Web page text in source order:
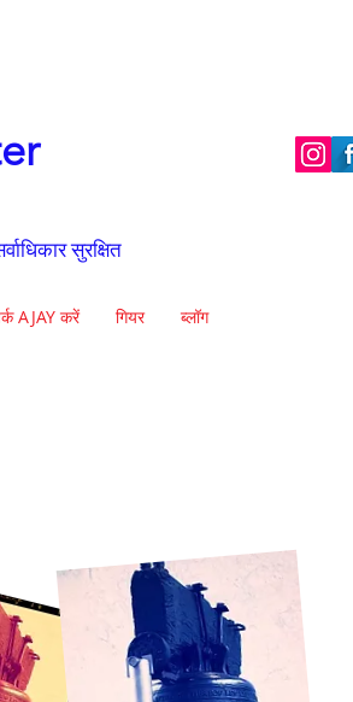
सुरक्षित
AJAY करें गियर ब्लॉग